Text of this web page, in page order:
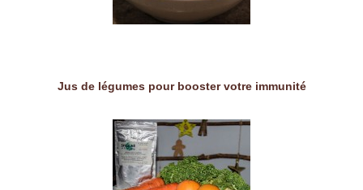
Jus de légumes pour booster votre immunité